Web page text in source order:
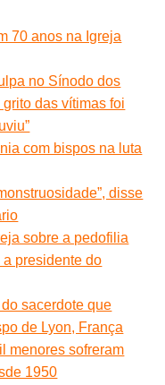
70 anos na Igreja
no Sínodo dos
grito das vítimas foi
com bispos na luta
disse
sobre a pedofilia
presidente do
sacerdote que
de Lyon, França
menores sofreram
1950